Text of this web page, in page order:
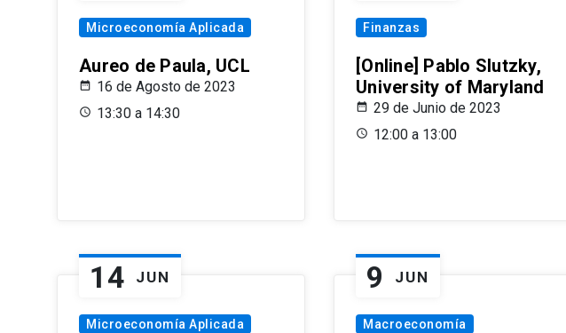
Microeconomía Aplicada
Aureo de Paula, UCL
16 de Agosto de 2023
13:30 a 14:30
Finanzas
[Online] Pablo Slutzky,
University of Maryland
29 de Junio de 2023
12:00 a 13:00
14 JUN
Microeconomía Aplicada
9 JUN
Macroeconomía